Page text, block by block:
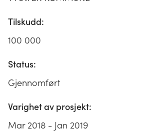
Tilskudd:
100 000
Status:
Gjennomført
Varighet av prosjekt:
Mar 2018 - Jan 2019